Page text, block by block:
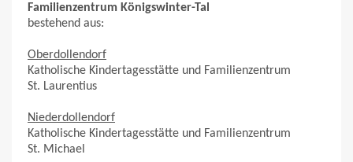
Familienzentrum Königswinter-Tal
bestehend aus:
Oberdollendorf
Katholische Kindertagesstätte und Familienzentrum
St. Laurentius
Niederdollendorf
Katholische Kindertagesstätte und Familienzentrum
St. Michael